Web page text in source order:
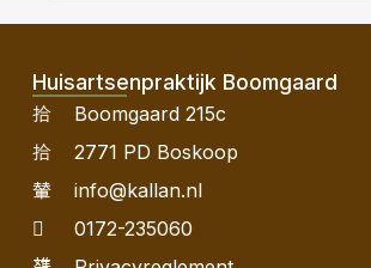
Huisartsenpraktijk Boomgaard
Boomgaard 215c
2771 PD Boskoop
info@kallan.nl
0172-235060